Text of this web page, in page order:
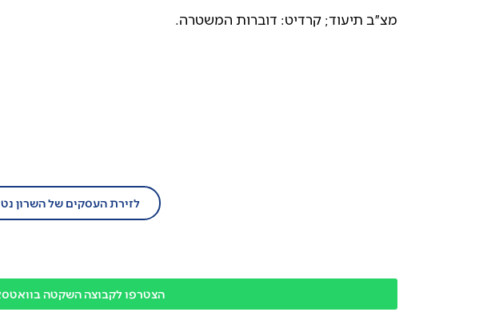
מצ״ב תיעוד; קרדיט: דוברות המשטרה.
לזירת העסקים של השרון נט
הצטרפו לקבוצה השקטה